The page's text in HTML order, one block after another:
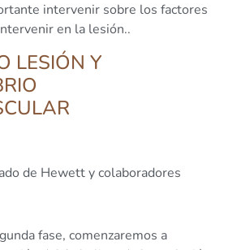
intervenir sobre los factores
en la lesión..
LESIÓN Y
de Hewett y colaboradores
fase, comenzaremos a